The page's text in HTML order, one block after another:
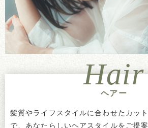
Hair
ヘアー
髪質やライフスタイルに合わせたカッ
で、あなたらしいヘアスタイルをご提案